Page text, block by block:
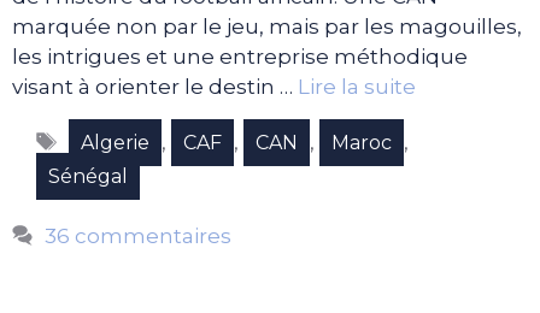
marquée non par le jeu, mais par les magouilles,
les intrigues et une entreprise méthodique
visant à orienter le destin … Lire la suite
Étiquettes
Algerie , CAF , CAN , Maroc ,
Sénégal
36 commentaires